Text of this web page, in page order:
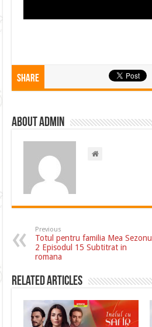
Share
About admin
Previous
Totul pentru familia Mea Sezonul
2 Episodul 15 Subtitrat in
romana
Related Articles